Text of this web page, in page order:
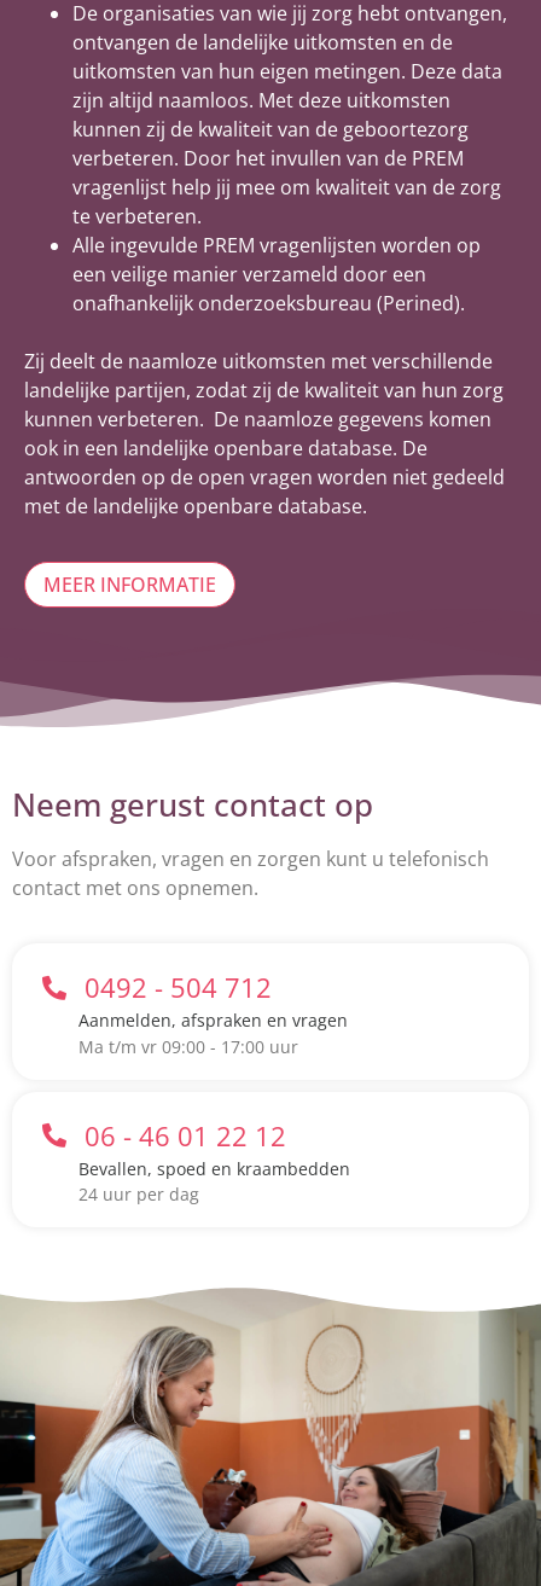
De organisaties van wie jij zorg hebt ontvangen,
ontvangen de landelijke uitkomsten en de
uitkomsten van hun eigen metingen. Deze data
zijn altijd naamloos. Met deze uitkomsten
kunnen zij de kwaliteit van de geboortezorg
verbeteren. Door het invullen van de PREM
vragenlijst help jij mee om kwaliteit van de zorg
te verbeteren.
Alle ingevulde PREM vragenlijsten worden op
een veilige manier verzameld door een
onafhankelijk onderzoeksbureau (Perined).
Zij deelt de naamloze uitkomsten met verschillende
landelijke partijen, zodat zij de kwaliteit van hun zorg
kunnen verbeteren. De naamloze gegevens komen
ook in een landelijke openbare database. De
antwoorden op de open vragen worden niet gedeeld
met de landelijke openbare database.
MEER INFORMATIE
Neem gerust contact op
Voor afspraken, vragen en zorgen kunt u telefonisch
contact met ons opnemen.
0492 - 504 712
Aanmelden, afspraken en vragen
Ma t/m vr 09:00 - 17:00 uur
06 - 46 01 22 12
Bevallen, spoed en kraambedden
24 uur per dag